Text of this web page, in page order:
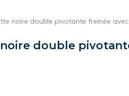
noire double pivotante freinée
double